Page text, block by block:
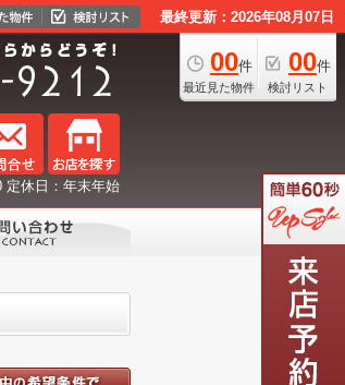
最終更新：2026年08月07日
00件
最近見た物件
00件
検討リスト
定休日：年末年始